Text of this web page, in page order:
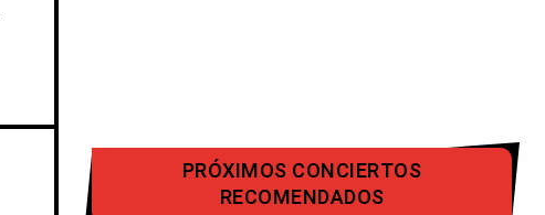
PRÓXIMOS CONCIERTOS
RECOMENDADOS